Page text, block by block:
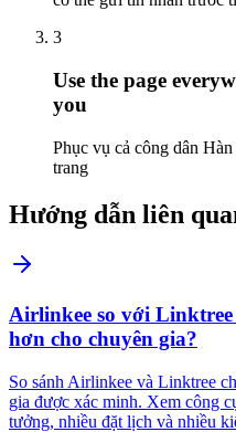
3
Use the page
you
Phục vụ cả công dân
trang
Hướng dẫn liên
Airlinkee so với
hơn cho chuyên gia?
So sánh Airlinkee và Linktree
gia được xác minh. Xem công
tưởng, nhiều đặt lịch và nhiều